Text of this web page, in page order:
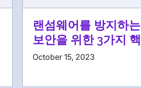
랜섬웨어를 방지하
보안을 위한 3가지
October 15, 2023